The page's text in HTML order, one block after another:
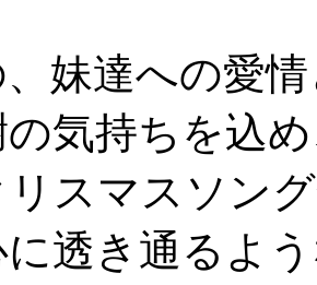
妹達への愛
気持ちを込
スマスソン
に透き通るよ